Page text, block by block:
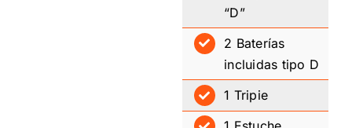
“D”
2 Baterías
incluidas tipo D
1 Tripie